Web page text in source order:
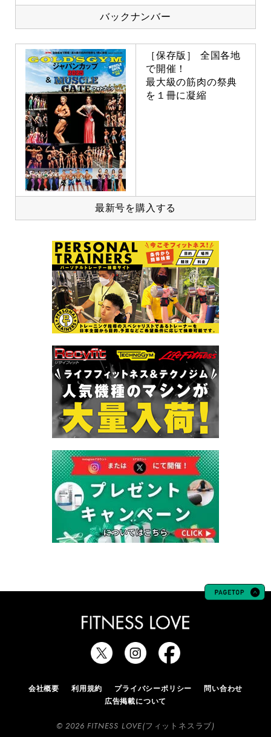
バックナンバー
［保存版］ 全国各地
で開催！
最大級の筋肉の祭典
を１冊に凝縮
最新号を購入する
会社概要 利用規約 プライバシーポリシー
問い合わせ
広告掲載について
© 2026 FITNESS LOVE(フィットネスラブ)